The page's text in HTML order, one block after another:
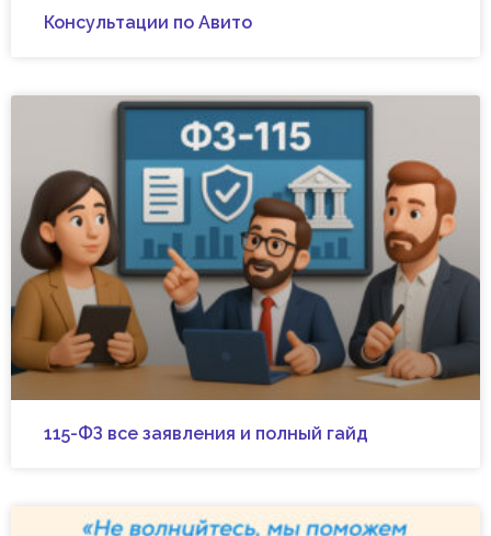
Консультации по Авито
115-ФЗ все заявления и полный гайд